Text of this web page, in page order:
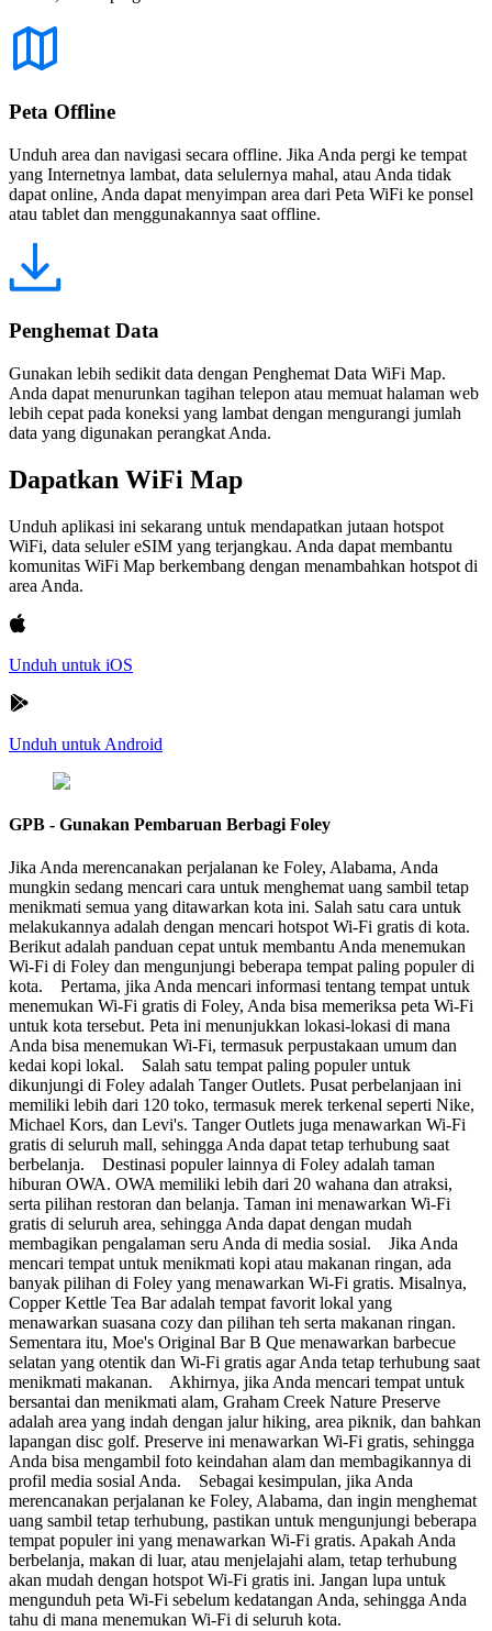
Peta Offline
Unduh area dan navigasi secara offline. Jika Anda pergi ke tempat
yang Internetnya lambat, data selulernya mahal, atau Anda tidak
dapat online, Anda dapat menyimpan area dari Peta WiFi ke ponsel
atau tablet dan menggunakannya saat offline.
Penghemat Data
Gunakan lebih sedikit data dengan Penghemat Data WiFi Map.
Anda dapat menurunkan tagihan telepon atau memuat halaman web
lebih cepat pada koneksi yang lambat dengan mengurangi jumlah
data yang digunakan perangkat Anda.
Dapatkan WiFi Map
Unduh aplikasi ini sekarang untuk mendapatkan jutaan hotspot
WiFi, data seluler eSIM yang terjangkau. Anda dapat membantu
komunitas WiFi Map berkembang dengan menambahkan hotspot di
area Anda.
Unduh untuk iOS
Unduh untuk Android
GPB - Gunakan Pembaruan Berbagi Foley
Jika Anda merencanakan perjalanan ke Foley, Alabama, Anda
mungkin sedang mencari cara untuk menghemat uang sambil tetap
menikmati semua yang ditawarkan kota ini. Salah satu cara untuk
melakukannya adalah dengan mencari hotspot Wi-Fi gratis di kota.
Berikut adalah panduan cepat untuk membantu Anda menemukan
Wi-Fi di Foley dan mengunjungi beberapa tempat paling populer di
kota. Pertama, jika Anda mencari informasi tentang tempat untuk
menemukan Wi-Fi gratis di Foley, Anda bisa memeriksa peta Wi-Fi
untuk kota tersebut. Peta ini menunjukkan lokasi-lokasi di mana
Anda bisa menemukan Wi-Fi, termasuk perpustakaan umum dan
kedai kopi lokal. Salah satu tempat paling populer untuk
dikunjungi di Foley adalah Tanger Outlets. Pusat perbelanjaan ini
memiliki lebih dari 120 toko, termasuk merek terkenal seperti Nike,
Michael Kors, dan Levi's. Tanger Outlets juga menawarkan Wi-Fi
gratis di seluruh mall, sehingga Anda dapat tetap terhubung saat
berbelanja. Destinasi populer lainnya di Foley adalah taman
hiburan OWA. OWA memiliki lebih dari 20 wahana dan atraksi,
serta pilihan restoran dan belanja. Taman ini menawarkan Wi-Fi
gratis di seluruh area, sehingga Anda dapat dengan mudah
membagikan pengalaman seru Anda di media sosial. Jika Anda
mencari tempat untuk menikmati kopi atau makanan ringan, ada
banyak pilihan di Foley yang menawarkan Wi-Fi gratis. Misalnya,
Copper Kettle Tea Bar adalah tempat favorit lokal yang
menawarkan suasana cozy dan pilihan teh serta makanan ringan.
Sementara itu, Moe's Original Bar B Que menawarkan barbecue
selatan yang otentik dan Wi-Fi gratis agar Anda tetap terhubung saat
menikmati makanan. Akhirnya, jika Anda mencari tempat untuk
bersantai dan menikmati alam, Graham Creek Nature Preserve
adalah area yang indah dengan jalur hiking, area piknik, dan bahkan
lapangan disc golf. Preserve ini menawarkan Wi-Fi gratis, sehingga
Anda bisa mengambil foto keindahan alam dan membagikannya di
profil media sosial Anda. Sebagai kesimpulan, jika Anda
merencanakan perjalanan ke Foley, Alabama, dan ingin menghemat
uang sambil tetap terhubung, pastikan untuk mengunjungi beberapa
tempat populer ini yang menawarkan Wi-Fi gratis. Apakah Anda
berbelanja, makan di luar, atau menjelajahi alam, tetap terhubung
akan mudah dengan hotspot Wi-Fi gratis ini. Jangan lupa untuk
mengunduh peta Wi-Fi sebelum kedatangan Anda, sehingga Anda
tahu di mana menemukan Wi-Fi di seluruh kota.